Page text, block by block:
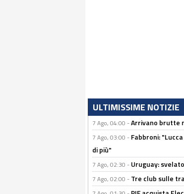
ULTIMISSIME NOTIZIE
7 Ago, 04:00 -Arrivano brutte
7 Ago, 03:00 - Fabbroni:
di più"
7 Ago, 02:30 - Uruguay:
7 Ago, 02:00 - Tre club sulle